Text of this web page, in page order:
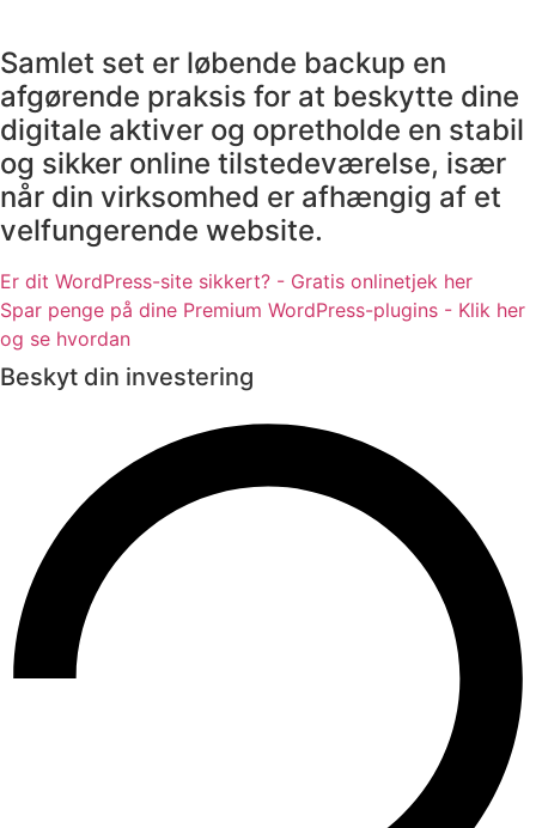
Samlet set er løbende backup en
afgørende praksis for at beskytte dine
digitale aktiver og opretholde en stabil
og sikker online tilstedeværelse, især
når din virksomhed er afhængig af et
velfungerende website.
Er dit WordPress-site sikkert? - Gratis onlinetjek her
Spar penge på dine Premium WordPress-plugins - Klik her
og se hvordan
Beskyt din investering